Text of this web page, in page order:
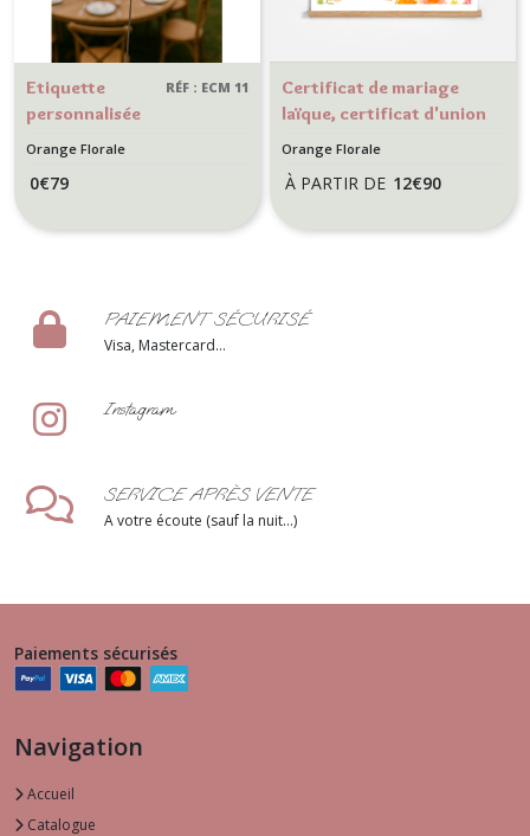
Etiquette
personnalisée
pour Baton
cierge
Modèle Orange
florale
RÉF : ECM 11
Orange Florale
0€79
Certificat de mariage
laïque, certificat d'union
pour mariage Thème
Orange florale
Orange Florale
À PARTIR DE 12€90
PAIEMENT SÉCURISÉ
Visa, Mastercard...
Instagram
SERVICE APRÈS VENTE
A votre écoute (sauf la nuit...)
Paiements sécurisés
Navigation
Accueil
Catalogue